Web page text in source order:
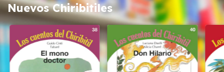
Nuevos Chiribitiles